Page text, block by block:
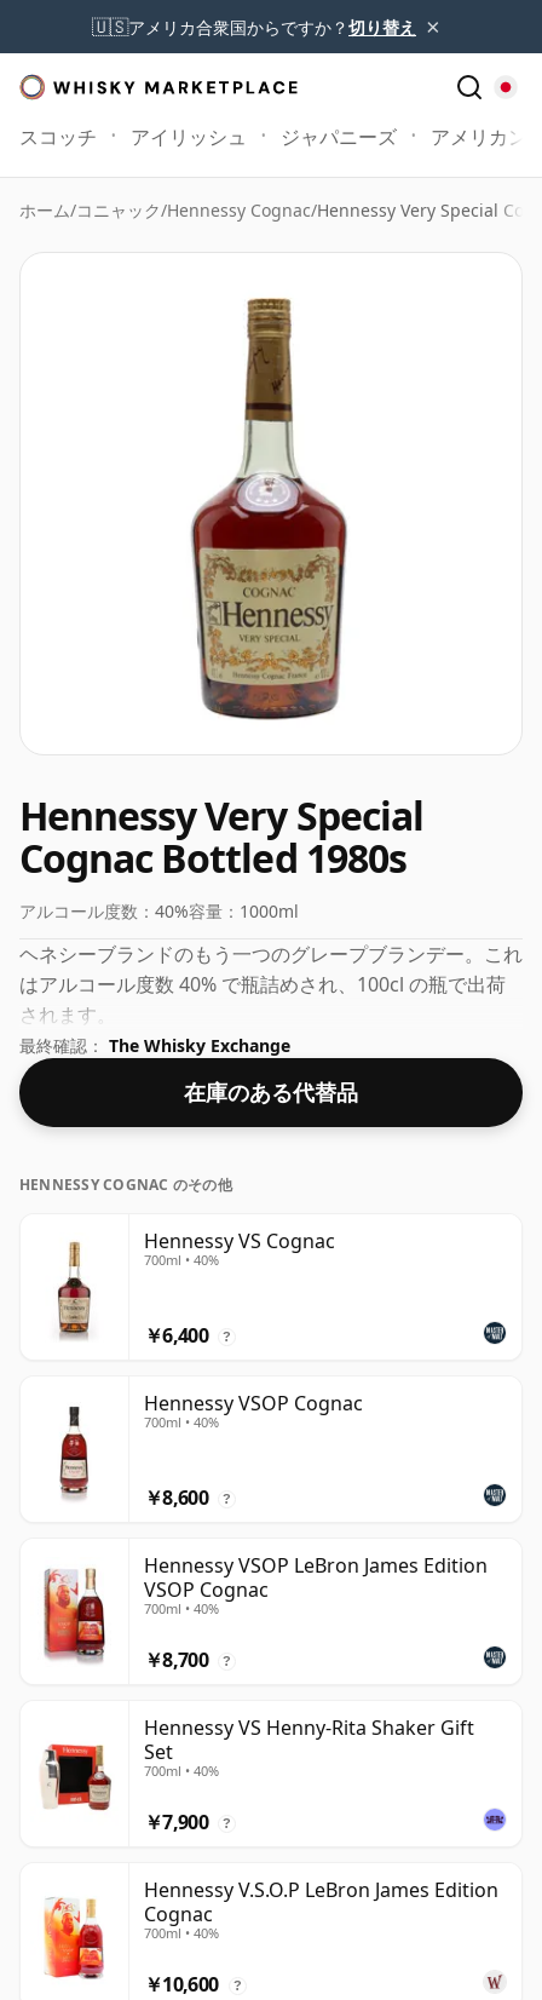
🇺🇸アメリカ合衆国からですか？切り替え ×
スコッチ アイリッシュ ジャパニーズ アメリカン
ホーム/コニャック/Hennessy Cognac/Hennessy Very Special
Hennessy Very Special
Cognac Bottled 1980s
アルコール度数： 40%容量： 1000ml
ヘネシーブランドのもう一つのグレープブランデー。これ
はアルコール度数 40% で瓶詰めされ、100cl の瓶で出荷
されます。
最終確認： The Whisky Exchange
在庫のある代替品
HENNESSY COGNAC のその他
Hennessy VS Cognac
700ml • 40%
￥6,400 ?
Hennessy VSOP Cognac
700ml • 40%
￥8,600 ?
Hennessy VSOP LeBron James Edition
VSOP Cognac
700ml • 40%
￥8,700 ?
Hennessy VS Henny-Rita Shaker Gift
Set
700ml • 40%
￥7,900 ?
Hennessy V.S.O.P LeBron James Edition
Cognac
700ml • 40%
￥10,600 ?